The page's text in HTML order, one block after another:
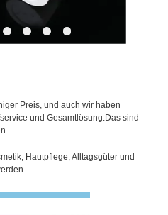
Preis, und auch wir haben
und Gesamtlösung.Das sind
Hautpflege, Alltagsgüter und